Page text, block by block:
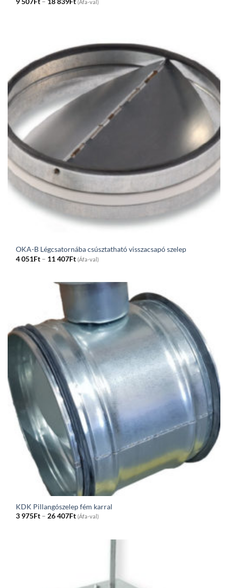
9 507Ft – 18 839Ft
range:
(Áfa-val)
OKA-B Légcsatornába csúsztatható visszacsapó szelep
4 051Ft – 11 407FtPrice
range:
through
(Áfa-val)
KDK Pillangószelep fém karral
3 975Ft – 26 407FtPrice
range:
(Áfa-val)